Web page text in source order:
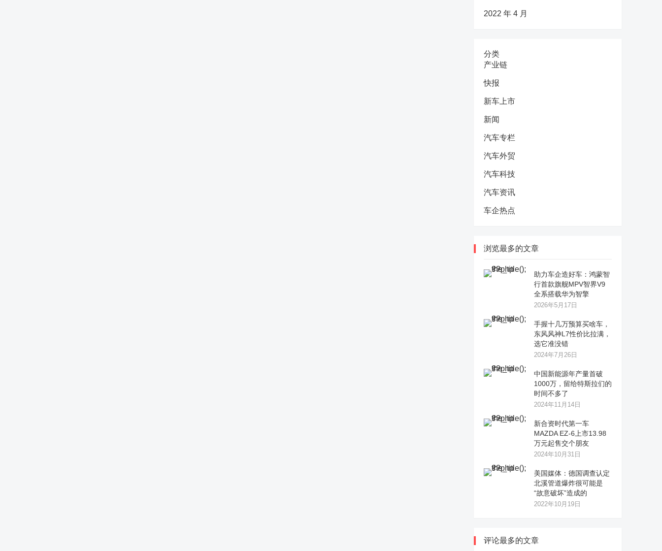
2022 年 4 月
分类
产业链
快报
新车上市
新闻
汽车专栏
汽车外贸
汽车科技
汽车资讯
车企热点
浏览最多的文章
助力车企造好车：鸿蒙智
行首款旗舰MPV智界V9
全系搭载华为智擎
2026年5月17日
手握十几万预算买啥车，
东风风神L7性价比拉满，
选它准没错
2024年7月26日
中国新能源年产量首破
1000万，留给特斯拉们的
时间不多了
2024年11月14日
新合资时代第一车
MAZDA EZ-6上市13.98
万元起售交个朋友
2024年10月31日
美国媒体：德国调查认定
北溪管道爆炸很可能是
“故意破坏”造成的
2022年10月19日
评论最多的文章